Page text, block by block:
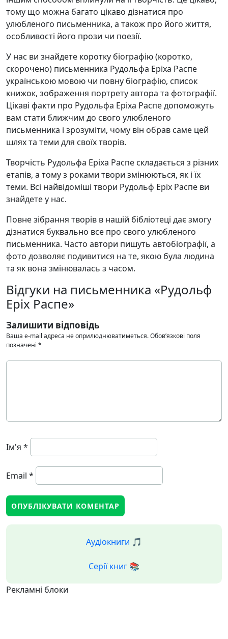
тому що можна багато цікаво дізнатися про
улюбленого письменника, а також про його життя,
особливості його прози чи поезії.
У нас ви знайдете коротку біографію (коротко,
скорочено) письменника Рудольфа Еріха Распе
українською мовою чи повну біографію, список
книжок, зображення портрету автора та фотографії.
Цікаві факти про Рудольфа Еріха Распе допоможуть
вам стати ближчим до свого улюбленого
письменника і зрозуміти, чому він обрав саме цей
шлях та теми для своїх творів.
Творчість Рудольфа Еріха Распе складається з різних
етапів, а тому з роками твори змінюються, як і їх
теми. Всі найвідоміші твори Рудольф Еріх Распе ви
знайдете у нас.
Повне зібрання творів в нашій бібліотеці дає змогу
дізнатися буквально все про свого улюбленого
письменника. Часто автори пишуть автобіографії, а
фото дозволяє подивитися на те, якою була людина
та як вона змінювалась з часом.
Відгуки на письменника «Рудольф
Еріх Распе»
Залишити відповідь
Ваша e-mail адреса не оприлюднюватиметься.Обов’язкові поля
позначені *
Ім'я *
Email *
Аудіокниги 🎵
Серії книг 📚
Рекламні блоки